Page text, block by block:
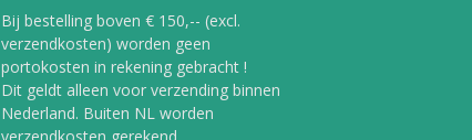
Bij bestelling boven € 150,-- (excl.
verzendkosten) worden geen
portokosten in rekening gebracht !
Dit geldt alleen voor verzending binnen
Nederland. Buiten NL worden